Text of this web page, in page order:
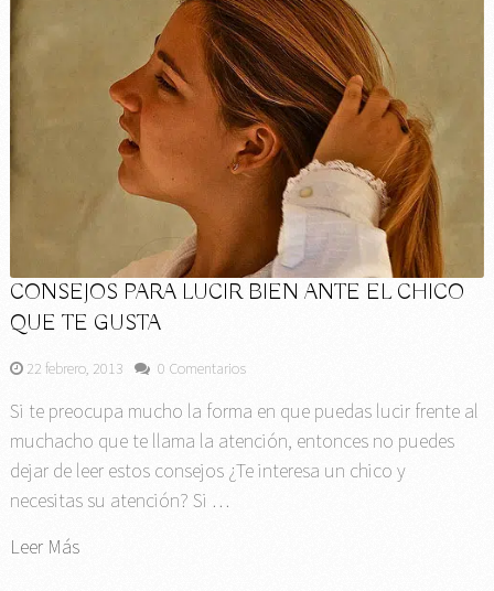
CONSEJOS PARA LUCIR BIEN ANTE EL CHICO
QUE TE GUSTA
22 febrero, 2013 0 Comentarios
Si te preocupa mucho la forma en que puedas lucir frente al
muchacho que te llama la atención, entonces no puedes
dejar de leer estos consejos ¿Te interesa un chico y
necesitas su atención? Si …
Leer Más